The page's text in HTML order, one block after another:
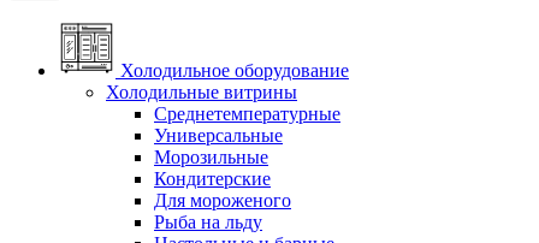
Холодильное оборудование
Холодильные витрины
Среднетемпературные
Универсальные
Морозильные
Кондитерские
Для мороженого
Рыба на льду